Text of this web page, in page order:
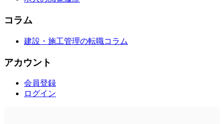
コラム
建設・施工管理の転職コラム
アカウント
会員登録
ログイン